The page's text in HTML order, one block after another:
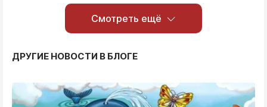
Смотреть ещё
ДРУГИЕ НОВОСТИ В БЛОГЕ